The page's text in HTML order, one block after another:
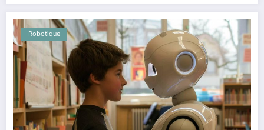
Robotique